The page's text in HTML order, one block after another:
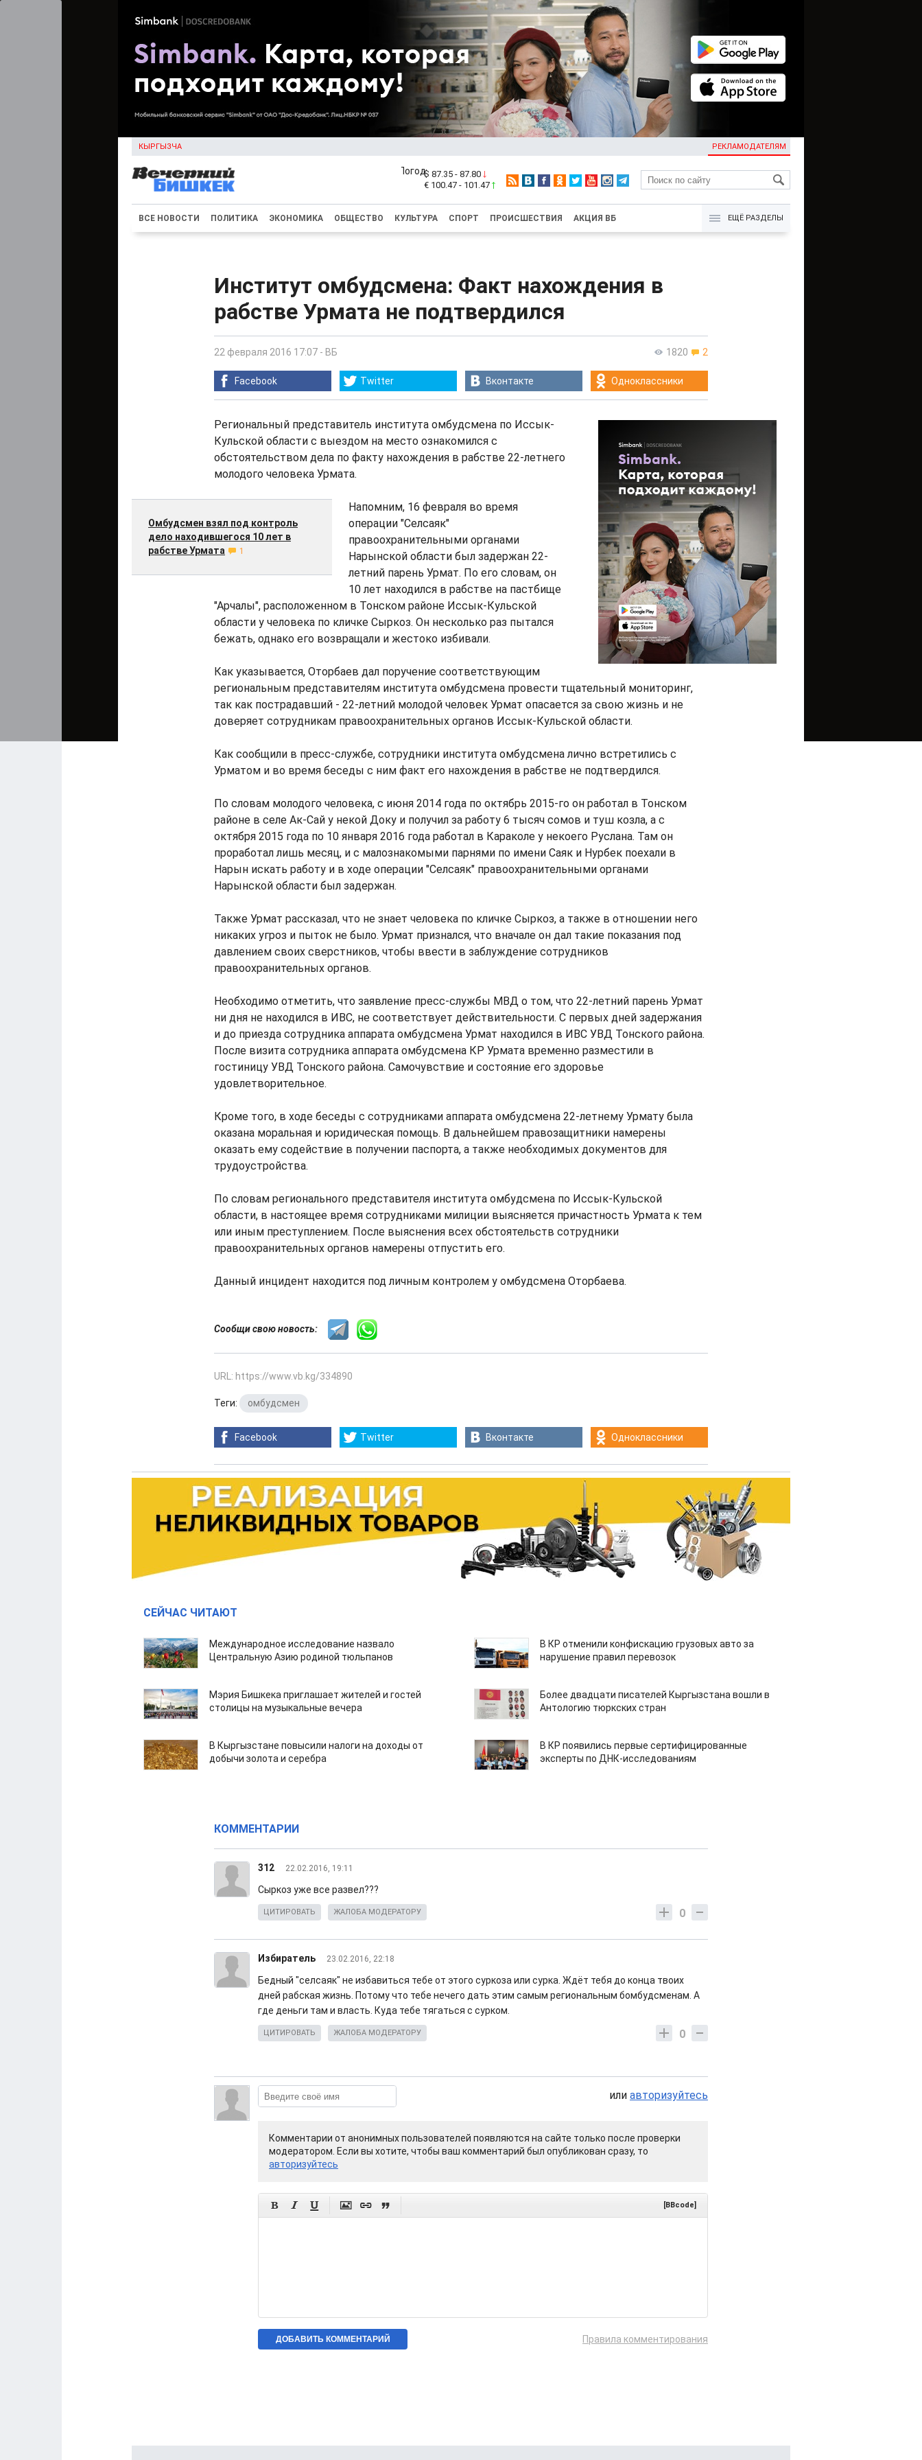
КЫРГЫЗЧА РЕКЛАМОДАТЕЛЯМ
KG
$ 87.35 - 87.80
€ 100.47 - 101.47
ВСЕ НОВОСТИ ПОЛИТИКА ЭКОНОМИКА ОБЩЕСТВО КУЛЬТУРА СПОРТ ПРОИСШЕСТВИЯ АКЦИЯ ВБ ЕЩЁ РАЗДЕЛЫ
Институт омбудсмена: Факт нахождения в
рабстве Урмата не подтвердился
1820 2
22 февраля 2016 17:07 - ВБ
Facebook Twitter Вконтакте Одноклассники
Региональный представитель института омбудсмена по Иссык-
Кульской области с выездом на место ознакомился с
обстоятельством дела по факту нахождения в рабстве 22-летнего
молодого человека Урмата.
Омбудсмен взял под контроль
дело находившегося 10 лет в
рабстве Урмата
1
Напомним, 16 февраля во время
операции "Селсаяк"
правоохранительными органами
Нарынской области был задержан 22-
летний парень Урмат. По его словам, он
10 лет находился в рабстве на пастбище
"Арчалы", расположенном в Тонском районе Иссык-Кульской
области у человека по кличке Сыркоз. Он несколько раз пытался
бежать, однако его возвращали и жестоко избивали.
Как указывается, Оторбаев дал поручение соответствующим
региональным представителям института омбудсмена провести тщательный мониторинг,
так как пострадавший - 22-летний молодой человек Урмат опасается за свою жизнь и не
доверяет сотрудникам правоохранительных органов Иссык-Кульской области.
Как сообщили в пресс-службе, сотрудники института омбудсмена лично встретились с
Урматом и во время беседы с ним факт его нахождения в рабстве не подтвердился.
По словам молодого человека, с июня 2014 года по октябрь 2015-го он работал в Тонском
районе в селе Ак-Сай у некой Доку и получил за работу 6 тысяч сомов и туш козла, а с
октября 2015 года по 10 января 2016 года работал в Караколе у некоего Руслана. Там он
проработал лишь месяц, и с малознакомыми парнями по имени Саяк и Нурбек поехали в
Нарын искать работу и в ходе операции "Селсаяк" правоохранительными органами
Нарынской области был задержан.
Также Урмат рассказал, что не знает человека по кличке Сыркоз, а также в отношении него
никаких угроз и пыток не было. Урмат признался, что вначале он дал такие показания под
давлением своих сверстников, чтобы ввести в заблуждение сотрудников
правоохранительных органов.
Необходимо отметить, что заявление пресс-службы МВД о том, что 22-летний парень Урмат
ни дня не находился в ИВС, не соответствует действительности. С первых дней задержания
и до приезда сотрудника аппарата омбудсмена Урмат находился в ИВС УВД Тонского района.
После визита сотрудника аппарата омбудсмена КР Урмата временно разместили в
гостиницу УВД Тонского района. Самочувствие и состояние его здоровье
удовлетворительное.
Кроме того, в ходе беседы с сотрудниками аппарата омбудсмена 22-летнему Урмату была
оказана моральная и юридическая помощь. В дальнейшем правозащитники намерены
оказать ему содействие в получении паспорта, а также необходимых документов для
трудоустройства.
По словам регионального представителя института омбудсмена по Иссык-Кульской
области, в настоящее время сотрудниками милиции выясняется причастность Урмата к тем
или иным преступлением. После выяснения всех обстоятельств сотрудники
правоохранительных органов намерены отпустить его.
Данный инцидент находится под личным контролем у омбудсмена Оторбаева.
Сообщи свою новость:
URL: https://www.vb.kg/334890
Теги: омбудсмен
Facebook Twitter Вконтакте Одноклассники
СЕЙЧАС ЧИТАЮТ
Международное исследование назвало
Центральную Азию родиной тюльпанов
В КР отменили конфискацию грузовых авто за
нарушение правил перевозок
Мэрия Бишкека приглашает жителей и гостей
столицы на музыкальные вечера
Более двадцати писателей Кыргызстана вошли в
Антологию тюркских стран
В Кыргызстане повысили налоги на доходы от
добычи золота и серебра
В КР появились первые сертифицированные
эксперты по ДНК-исследованиям
КОММЕНТАРИИ
312 22.02.2016, 19:11
Сыркоз уже все развел???
0
ЦИТИРОВАТЬ ЖАЛОБА МОДЕРАТОРУ
Избиратель 23.02.2016, 22:18
Бедный "селсаяк" не избавиться тебе от этого суркоза или сурка. Ждёт тебя до конца твоих
дней рабская жизнь. Потому что тебе нечего дать этим самым региональным бомбудсменам. А
где деньги там и власть. Куда тебе тягаться с сурком.
0
ЦИТИРОВАТЬ ЖАЛОБА МОДЕРАТОРУ
или авторизуйтесь
Комментарии от анонимных пользователей появляются на сайте только после проверки
модератором. Если вы хотите, чтобы ваш комментарий был опубликован сразу, то
авторизуйтесь
      [BBcode]
Правила комментирования